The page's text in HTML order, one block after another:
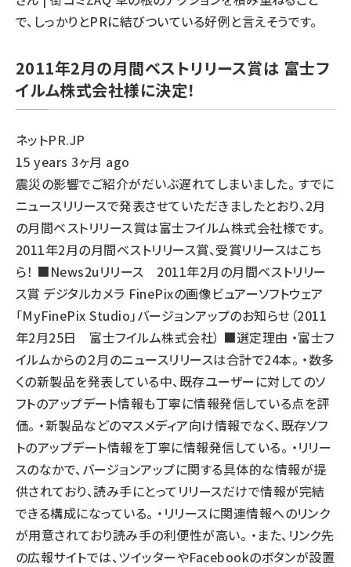
で、しっかりとPRに結びついている好例と言えそうです。
2011年2月の月間ベストリリース賞は 富士フ
イルム株式会社様に決定！
ネットPR.JP
15 years 3ヶ月 ago
震災の影響でご紹介がだいぶ遅れてしまいました。 すでに
ニュースリリースで発表させていただきましたとおり、2月
の月間ベストリリース賞は富士フイルム株式会社様です。
2011年2月の月間ベストリリース賞、受賞リリースはこち
ら！ ■News2uリリース 2011年2月の月間ベストリリー
ス賞 デジタルカメラ FinePixの画像ビュアーソフトウェア
「MyFinePix Studio」バージョンアップのお知らせ（2011
年2月25日 富士フイルム株式会社） ■選定理由 ・富士フ
イルムからの２月のニュースリリースは合計で24本。 ・数多
くの新製品を発表している中、既存ユーザーに対してのソ
フトのアップデート情報も丁寧に情報発信している点を評
価。 ・新製品などのマスメディア向け情報でなく、既存ソフ
トのアップデート情報を丁寧に情報発信している。 ・リリー
スのなかで、バージョンアップに関する具体的な情報が提
供されており、読み手にとってリリースだけで情報が完結
できる構成になっている。 ・リリースに関連情報へのリンク
が用意されており読み手の利便性が高い。 ・また、リンク先
の広報サイトでは、ツイッターやFacebookのボタンが設置